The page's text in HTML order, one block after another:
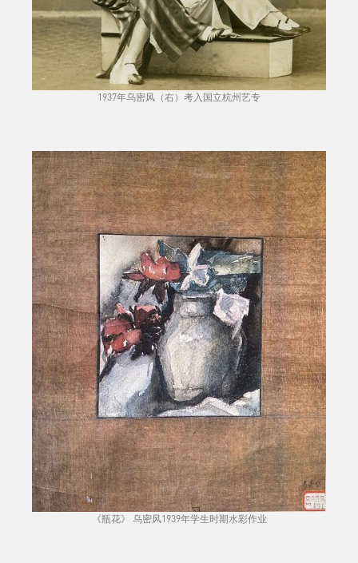
1937年乌密风（右）考入国立杭州艺专
《瓶花》 乌密风1939年学生时期水彩作业